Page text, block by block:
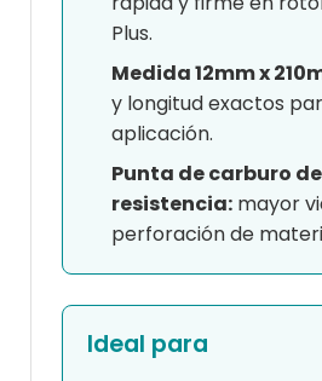
Plus.
Medida 12mm x
y longitud exactos
aplicación.
Punta de carburo
resistencia: mayor
perforación de
Ideal para